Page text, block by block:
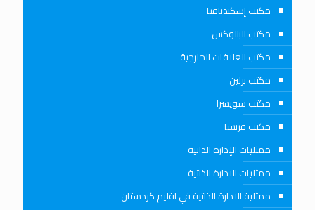
مكتب إسكندنافيا
مكتب البنلوكس
مكتب العلاقات الخارجية
مكتب برلين
مكتب سويسرا
مكتب فرنسا
ممثليات الإدارة الذاتية
ممثليات الادارة الذاتية
ممثلية الادارة الذاتية في اقليم كردستان